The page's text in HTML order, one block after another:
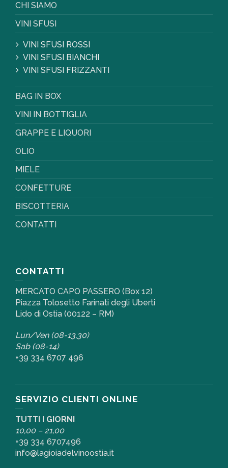
CHI SIAMO
VINI SFUSI
VINI SFUSI ROSSI
VINI SFUSI BIANCHI
VINI SFUSI FRIZZANTI
BAG IN BOX
VINI IN BOTTIGLIA
GRAPPE E LIQUORI
OLIO
MIELE
CONFETTURE
BISCOTTERIA
CONTATTI
CONTATTI
MERCATO CAPO PASSERO (Box 12)
Piazza Tolosetto Farinati degli Uberti
Lido di Ostia (00122 – RM)
Lun/Ven (08-13,30)
Sab (08-14)
+39 334 6707 496
SERVIZIO CLIENTI ONLINE
TUTTI I GIORNI
10,00 – 21,00
+39 334 6707496
info@lagioiadelvinoostia.it